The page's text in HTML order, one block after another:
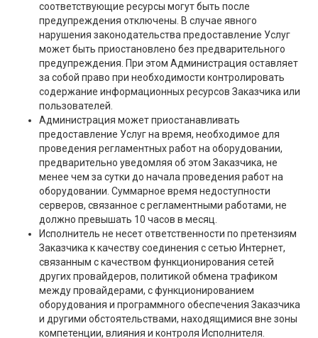
соответствующие ресурсы могут быть после
предупреждения отключены. В случае явного
нарушения законодательства предоставление Услуг
может быть приостановлено без предварительного
предупреждения. При этом Администрация оставляет
за собой право при необходимости контролировать
содержание информационных ресурсов Заказчика или
пользователей.
Администрация может приостанавливать
предоставление Услуг на время, необходимое для
проведения регламентных работ на оборудовании,
предварительно уведомляя об этом Заказчика, не
менее чем за сутки до начала проведения работ на
оборудовании. Суммарное время недоступности
серверов, связанное с регламентными работами, не
должно превышать 10 часов в месяц.
Исполнитель не несет ответственности по претензиям
Заказчика к качеству соединения с сетью Интернет,
связанным с качеством функционирования сетей
других провайдеров, политикой обмена трафиком
между провайдерами, с функционированием
оборудования и программного обеспечения Заказчика
и другими обстоятельствами, находящимися вне зоны
компетенции, влияния и контроля Исполнителя.